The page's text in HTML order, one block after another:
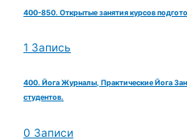
400-850. Открытые занятия курсов
1 Запись
400. Йога Журналы, Практические Йога
студентов.
0 Записи